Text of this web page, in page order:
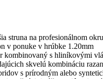
struna na profesionálnom
v ponuke v hrúbke 1.20mm
kombinovaný s hliníkovými
skvelú kombináciu
s prírodným alebo